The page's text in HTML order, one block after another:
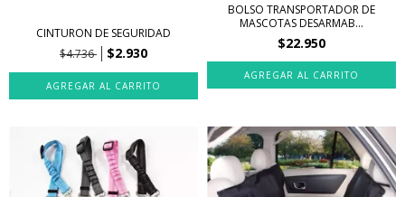
CINTURON DE SEGURIDAD
$4.736
$2.930
BOLSO TRANSPORTADOR DE
MASCOTAS DESARMAB...
$22.950
AGREGAR AL CARRITO